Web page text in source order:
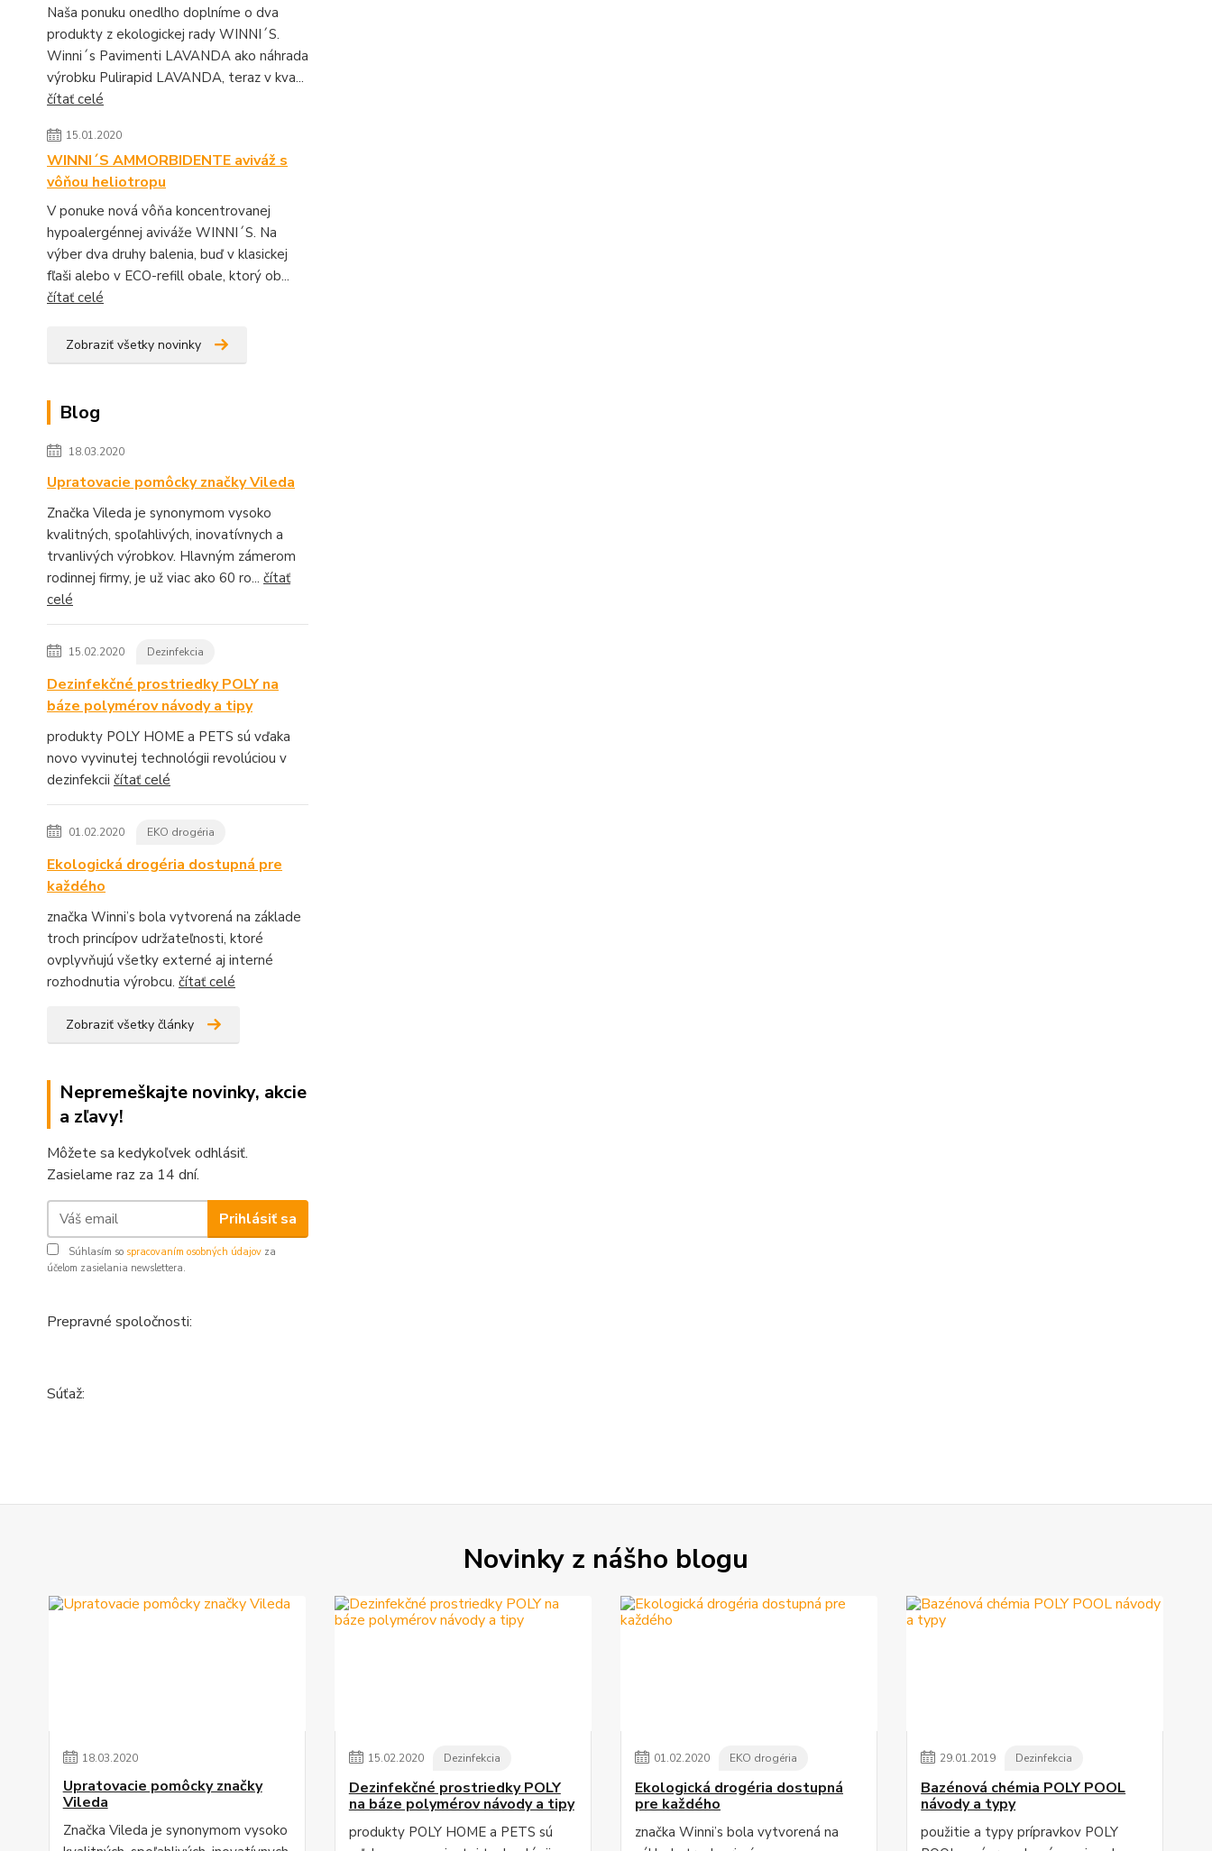
Naša ponuku onedlho doplníme o dva
produkty z ekologickej rady WINNI´S.
Winni´s Pavimenti LAVANDA ako náhrada
výrobku Pulirapid LAVANDA, teraz v kva...
čítať celé
15.01.2020
WINNI´S AMMORBIDENTE aviváž s
vôňou heliotropu
V ponuke nová vôňa koncentrovanej
hypoalergénnej aviváže WINNI´S. Na
výber dva druhy balenia, buď v klasickej
fľaši alebo v ECO-refill obale, ktorý ob...
čítať celé
Zobraziť všetky novinky
Blog
18.03.2020
Upratovacie pomôcky značky Vileda
Značka Vileda je synonymom vysoko
kvalitných, spoľahlivých, inovatívnych a
trvanlivých výrobkov. Hlavným zámerom
rodinnej firmy, je už viac ako 60 ro... čítať
celé
15.02.2020 Dezinfekcia
Dezinfekčné prostriedky POLY na
báze polymérov návody a tipy
produkty POLY HOME a PETS sú vďaka
novo vyvinutej technológii revolúciou v
dezinfekcii čítať celé
01.02.2020 EKO drogéria
Ekologická drogéria dostupná pre
každého
značka Winni’s bola vytvorená na základe
troch princípov udržateľnosti, ktoré
ovplyvňujú všetky externé aj interné
rozhodnutia výrobcu. čítať celé
Zobraziť všetky články
Nepremeškajte novinky, akcie
a zľavy!
Môžete sa kedykoľvek odhlásiť.
Zasielame raz za 14 dní.
Prihlásiť sa
Súhlasím so spracovaním osobných údajov za
účelom zasielania newslettera.
Prepravné spoločnosti:
Súťaž:
Novinky z nášho blogu
18.03.2020
Upratovacie pomôcky značky
Vileda
Značka Vileda je synonymom vysoko
15.02.2020 Dezinfekcia
Dezinfekčné prostriedky POLY
na báze polymérov návody a tipy
produkty POLY HOME a PETS sú
01.02.2020 EKO drogéria
Ekologická drogéria dostupná
pre každého
značka Winni’s bola vytvorená na
29.01.2019 Dezinfekcia
Bazénová chémia POLY POOL
návody a typy
použitie a typy prípravkov POLY